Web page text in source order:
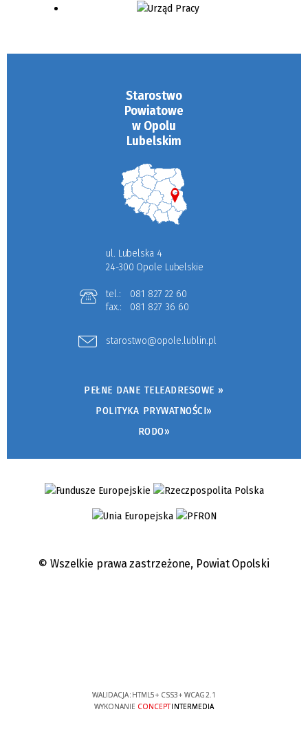
Starostwo
Powiatowe
w Opolu
Lubelskim
ul. Lubelska 4
24-300 Opole Lubelskie
tel.:
081 827 22 60
fax.:
081 827 36 60
starostwo@opole.lublin.pl
PEŁNE DANE TELEADRESOWE »
POLITYKA PRYWATNOŚCI»
RODO»
© Wszelkie prawa zastrzeżone, Powiat Opolski
WALIDACJA: HTML5+ CSS3+ WCAG 2.1
WYKONANIE CONCEPTINTERMEDIA